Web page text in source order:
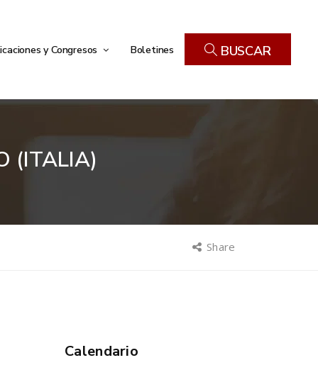
y Congresos Boletines BUSCAR
(ITALIA)
Share
Calendario